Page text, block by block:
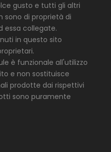
gusto e tutti gli altri
sono di proprietà di
essa collegate.
in questo sito
è funzionale all'utilizzo
e non sostituisce
prodotte dai rispettivi
sono puramente